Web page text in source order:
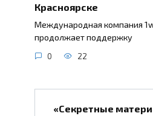
Красноярске
Международная компания
продолжает поддержку
0 22
«Секретные